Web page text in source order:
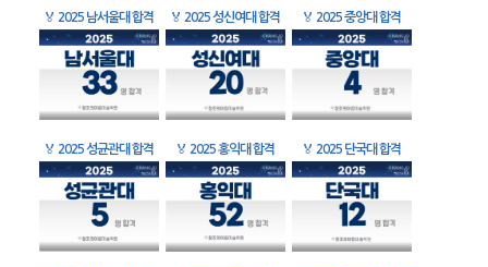
🏅 2025 남서울대 합격 🏅 2025 성신여대 합격 🏅 2025 중앙대 합격
🏅 2025 성균관대 합격 🏅 2025 홍익대 합격 🏅 2025 단국대 합격